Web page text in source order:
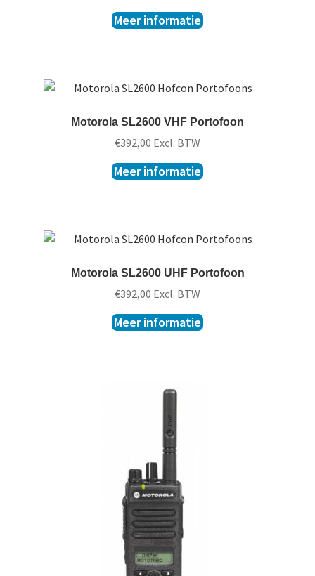
Meer informatie
Motorola SL2600 VHF Portofoon
€392,00 Excl. BTW
Meer informatie
Motorola SL2600 UHF Portofoon
€392,00 Excl. BTW
Meer informatie